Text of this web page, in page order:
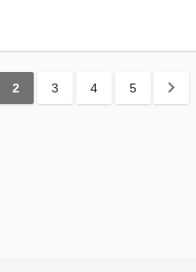
2 3 4 5